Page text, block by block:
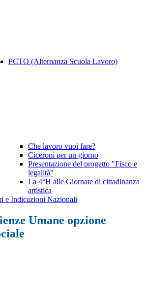
PCTO (Alternanza Scuola Lavoro)
Che lavoro vuoi fare?
Ciceroni per un giorno
Presentazione del progetto "Fisco e
legalità"
La 4°H alle Giornate di cittadinanza
artistica
e Indicazioni Nazionali
Umane opzione